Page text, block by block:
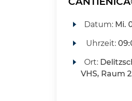
Datum: Mi.
Uhrzeit:
Ort:
VHS, Raum